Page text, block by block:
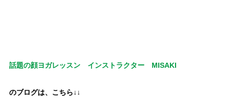
話題の顔ヨガレッスン インストラクター MISAKI
のブログは、こちら↓↓